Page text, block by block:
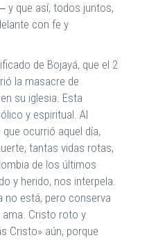
y que así, todos juntos,
con fe y
de Bojayá, que el 2
la masacre de
su iglesia. Esta
y espiritual. Al
ocurrió aquel día,
tantas vidas rotas,
de los últimos
y herido, nos interpela.
no está, pero conserva
Cristo roto y
Cristo» aún, porque